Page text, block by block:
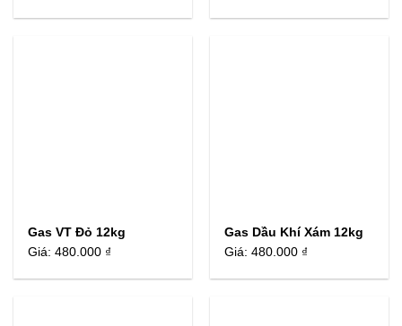
Gas VT Đỏ 12kg
Giá:480.000 ₫
Gas Dầu Khí Xám 12kg
Giá:480.000 ₫